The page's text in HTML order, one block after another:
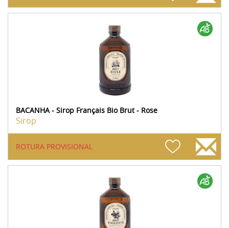
BACANHA - Sirop Français Bio Brut - Rose
Sirop
ROTURA PROVISIONAL